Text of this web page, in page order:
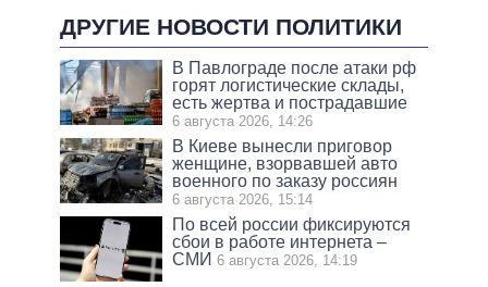
ДРУГИЕ НОВОСТИ ПОЛИТИКИ
В Павлограде после атаки рф
горят логистические склады,
есть жертва и пострадавшие
6 августа 2026, 14:26
В Киеве вынесли приговор
женщине, взорвавшей авто
военного по заказу россиян
6 августа 2026, 15:14
По всей россии фиксируются
сбои в работе интернета –
СМИ 6 августа 2026, 14:19